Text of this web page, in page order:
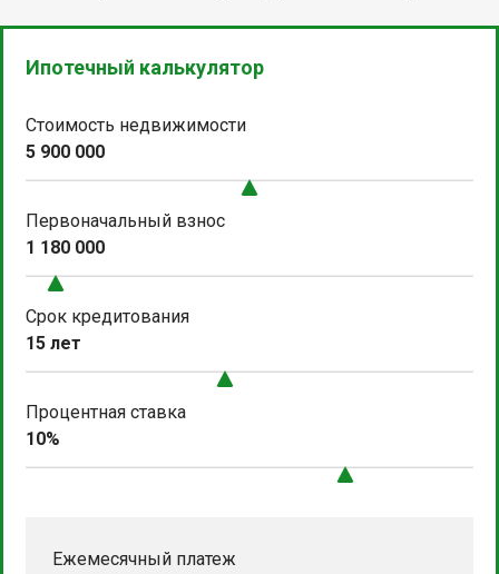
Ипотечный калькулятор
Стоимость недвижимости
5 900 000
Первоначальный взнос
1 180 000
Срок кредитования
15 лет
Процентная ставка
10%
Ежемесячный платеж